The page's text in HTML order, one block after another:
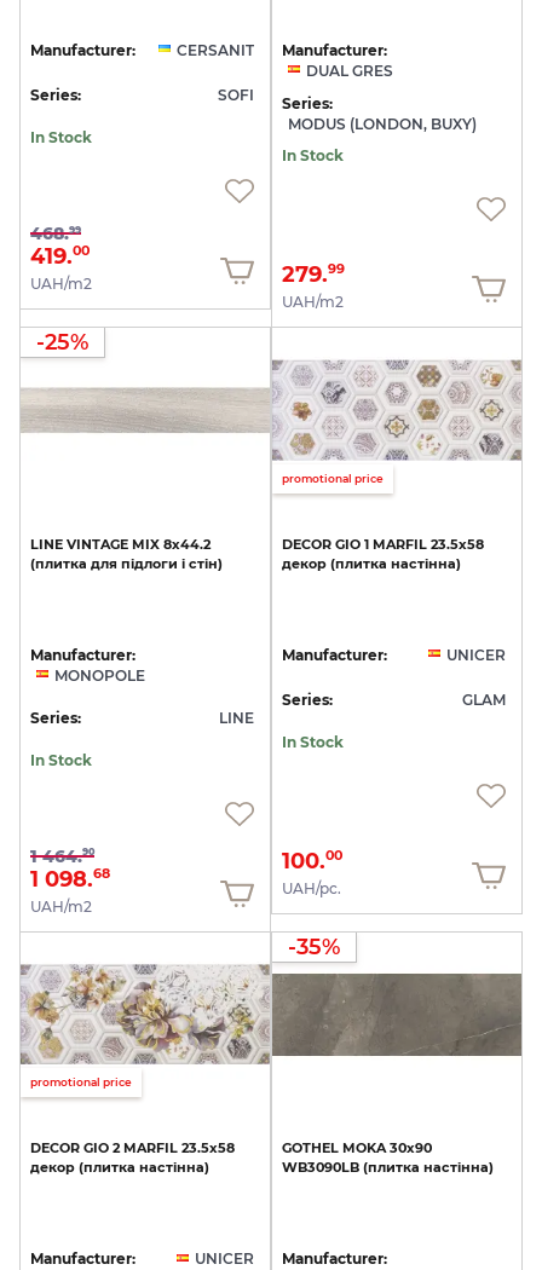
Manufacturer: CERSANIT
Series: SOFI
In Stock
468.99
419.00
UAH/m2
Manufacturer:
DUAL GRES
Series:
MODUS (LONDON, BUXY)
In Stock
279.99
UAH/m2
-25%
LINE VINTAGE MIX 8х44.2
(плитка для підлоги і стін)
Manufacturer:
MONOPOLE
Series: LINE
In Stock
1 464.90
1 098.68
UAH/m2
promotional price
DECOR GIO 1 MARFIL 23.5x58
декор (плитка настінна)
Manufacturer: UNICER
Series: GLAM
In Stock
100.00
UAH/pc.
promotional price
DECOR GIO 2 MARFIL 23.5x58
декор (плитка настінна)
Manufacturer: UNICER
-35%
GOTHEL MOKA 30х90
WB3090LB (плитка настінна)
Manufacturer: